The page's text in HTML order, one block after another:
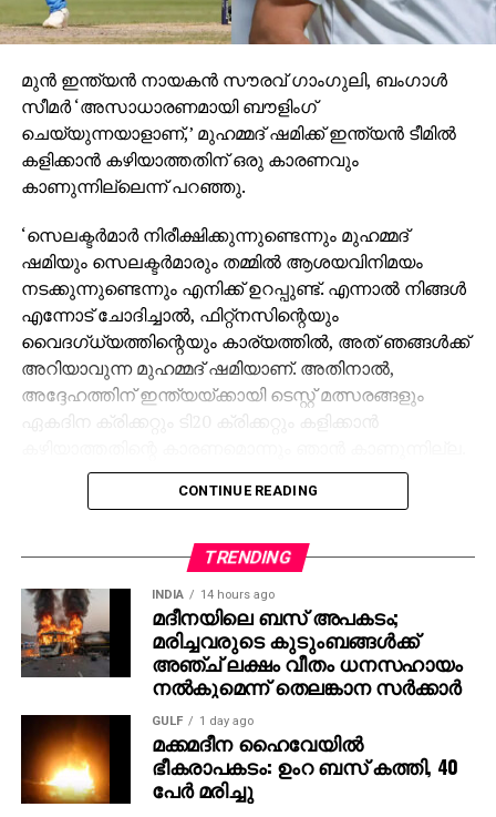
മുന്‍ ഇന്ത്യന്‍ നായകന്‍ സൗരവ് ഗാംഗുലി, ബംഗാള്‍
സീമര്‍ ‘അസാധാരണമായി ബൗളിംഗ്
ചെയ്യുന്നയാളാണ്,’ മുഹമ്മദ് ഷമിക്ക് ഇന്ത്യന്‍ ടീമില്‍
കളിക്കാന്‍ കഴിയാത്തതിന് ഒരു കാരണവും
കാണുന്നില്ലെന്ന് പറഞ്ഞു.
‘സെലക്ടര്‍മാര്‍ നിരീക്ഷിക്കുന്നുണ്ടെന്നും മുഹമ്മദ്
ഷമിയും സെലക്ടര്‍മാരും തമ്മില്‍ ആശയവിനിമയം
നടക്കുന്നുണ്ടെന്നും എനിക്ക് ഉറപ്പുണ്ട്. എന്നാല്‍ നിങ്ങള്‍
എന്നോട് ചോദിച്ചാല്‍, ഫിറ്റ്നസിന്റെയും
വൈദഗ്ധ്യത്തിന്റെയും കാര്യത്തില്‍, അത് ഞങ്ങള്‍ക്ക്
അറിയാവുന്ന മുഹമ്മദ് ഷമിയാണ്. അതിനാല്‍,
അദ്ദേഹത്തിന് ഇന്ത്യയ്ക്കായി ടെസ്റ്റ് മത്സരങ്ങളും
ഏകദിന ക്രിക്കറ്റും ടി20 ക്രിക്കറ്റും കളിക്കാന്‍
കാരണം ആ കഴിവ് വളരെ വലുതാണ്.
ഇന്ത്യക്കായി കളിച്ചിട്ടില്ല, ഈ വെള്ളിയാഴ്ച ഈഡന്‍
ഗാര്‍ഡന്‍സിലെ ആദ്യ ടെസ്റ്റോടെ
ആരംഭിക്കാനിരിക്കുന്ന ദക്ഷിണാഫ്രിക്കന്‍ പരമ്പരയില്‍
സീമറെ തിരഞ്ഞെടുത്തില്ല. വെസ്റ്റ്
ഇന്‍ഡീസിനെതിരായ ടെസ്റ്റ് പരമ്പരയിലും ഷമിയെ
അവഗണിച്ചിരുന്നു, അതിനുശേഷം താന്‍ കളിക്കാന്‍
യോഗ്യനാണെന്ന് 35-കാരന്‍ പ്രസ്താവിച്ചിരുന്നു.
2023ല്‍ ഓസ്ട്രേലിയയ്ക്കെതിരെ നടന്ന ലോക ടെസ്റ്റ്
ചാമ്പ്യന്‍ഷിപ്പ് ഫൈനലിലാണ് ഷമി അവസാനമായി
ഇന്ത്യക്കായി ഒരു ടെസ്റ്റ് മത്സരം കളിച്ചത്.
CONTINUE READING
TRENDING
INDIA 14 hours ago
മദീനയിലെ ബസ് അപകടം;
മരിച്ചവരുടെ കുടുംബങ്ങള്‍ക്ക്
അഞ്ച് ലക്ഷം വീതം ധനസഹായം
നല്‍കുമെന്ന് തെലങ്കാന സര്‍ക്കാര്‍
GULF 1 day ago
മക്കമദീന ഹൈവേയില്‍
ഭീകരാപകടം: ഉംറ ബസ് കത്തി, 40
പേര്‍ മരിച്ചു